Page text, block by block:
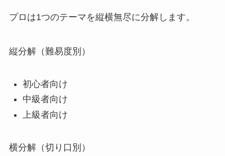
プロは1つのテーマを縦横無尽に分解します。
縦分解（難易度別）
初心者向け
中級者向け
上級者向け
横分解（切り口別）